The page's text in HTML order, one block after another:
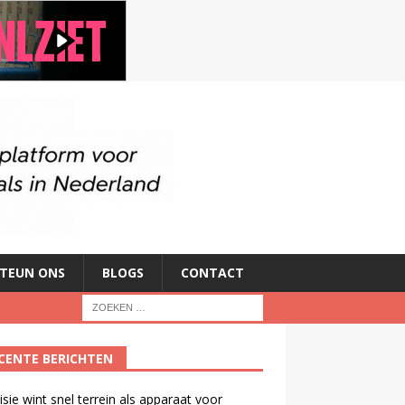
ONS BLOGS CONTACT
BERICHTEN
wint snel terrein als apparaat voor